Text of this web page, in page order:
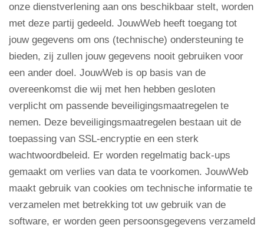
onze dienstverlening aan ons beschikbaar stelt, worden
met deze partij gedeeld. JouwWeb heeft toegang tot
jouw gegevens om ons (technische) ondersteuning te
bieden, zij zullen jouw gegevens nooit gebruiken voor
een ander doel. JouwWeb is op basis van de
overeenkomst die wij met hen hebben gesloten
verplicht om passende beveiligingsmaatregelen te
nemen. Deze beveiligingsmaatregelen bestaan uit de
toepassing van SSL-encryptie en een sterk
wachtwoordbeleid. Er worden regelmatig back-ups
gemaakt om verlies van data te voorkomen. JouwWeb
maakt gebruik van cookies om technische informatie te
verzamelen met betrekking tot uw gebruik van de
software, er worden geen persoonsgegevens verzameld